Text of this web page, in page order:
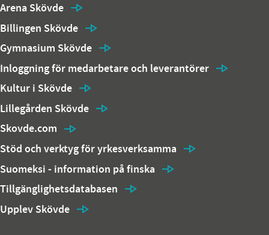
Arena Skövde
Billingen Skövde
Gymnasium Skövde
Inloggning för medarbetare och leverantörer
Kultur i Skövde
Lillegården Skövde
Skovde.com
Stöd och verktyg för yrkesverksamma
Suomeksi - information på finska
Tillgänglighetsdatabasen
Upplev Skövde